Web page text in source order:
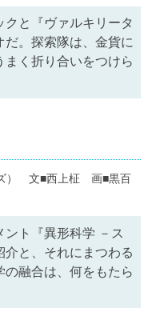
と『ヴァルキリータ
だ。探索隊は、金貨に
く折り合いをつけら
ズ） 文■西上柾 画■黒百
ト『異形科学 －ス
介と、それにまつわる
融合は、何をもたら